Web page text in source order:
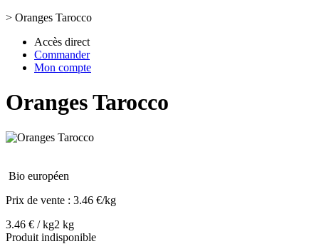
> Oranges Tarocco
Accès direct
Commander
Mon compte
Oranges Tarocco
Bio européen
Prix de vente : 3.46 €/kg
3.46 € / kg2 kg
Produit indisponible